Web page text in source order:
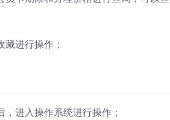
进行操作；
进入操作系统进行操作；